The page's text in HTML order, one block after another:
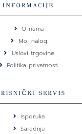
e
b
o
o
k
t
a
g
r
a
m
INFORMACIJE
O nama
Moj nalog
Uslovi trgovine
Politika privatnosti
SERVIS
Isporuka
Saradnja